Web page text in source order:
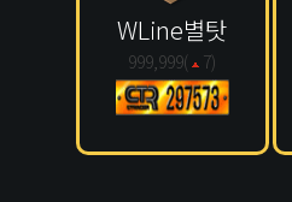
WLine별탓
999,999( 7)